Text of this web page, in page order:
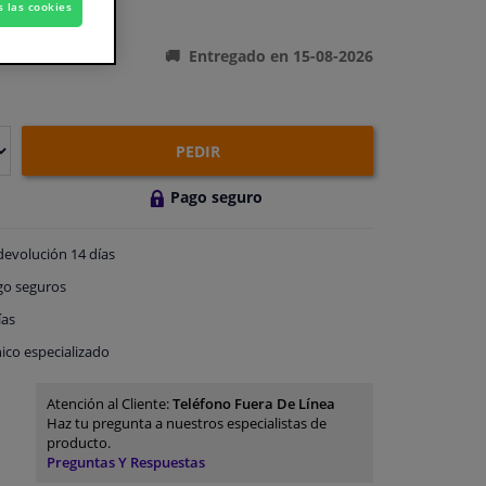
del producto
Entregado en 15-08-2026
PEDIR
Pago seguro
14 días
seguros
especializado
Atención al Cliente:Teléfono Fuera De Línea
Haz tu pregunta a nuestros especialistas de
producto.
Preguntas Y Respuestas
las cookies